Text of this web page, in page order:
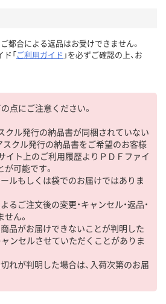
都合による返品はお受けできません。
「ご利用ガイド 」を必ずご確認の上、お
点にご注意ください。
クル発行の納品書が同梱されていない
スクル発行の納品書をご希望のお客様
イト上のご利用履歴よりＰＤＦファイ
可能です。
ールもしくは袋でのお届けではありま
るご注文後の変更・キャンセル・返品・
ん。
商品がお届けできないことが判明した
ンセルさせていただくことがありま
れが判明した場合は、入荷次第のお届